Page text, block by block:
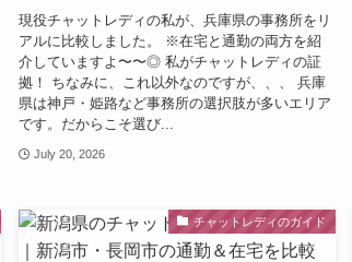
現役チャットレディの私が、兵庫県の事務所をリ
アルに比較しました。 ※在宅と通勤の両方を紹
介していますよ〜〜◎ 私がチャットレディの証
拠！ ちなみに、これ以外なのですが、、、 兵庫
県は神戸・姫路など事務所の選択肢が多いエリア
です。だからこそ選び...
July 20, 2026
チャットレディのガイド